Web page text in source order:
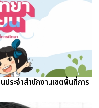
ประจำสำนักงานเขตพื้นที่การ